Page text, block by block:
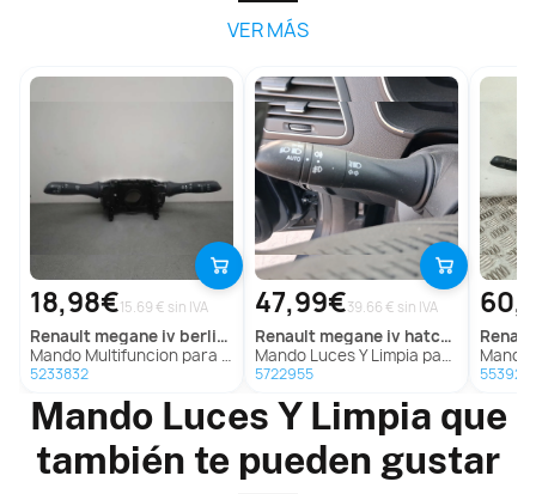
VER MÁS
18,98€15.69 € sin IVA
renault megane iv berlina 5p
Mando Multifuncion para Renault Megane Iv Berlina 5P
5233832
47,99€39.66 € sin IVA
renault megane iv hatchback (b9a/m/n_)
Mando Luces Y Limpia para Renault Megane Iv Hatchback (B9A/M/N_)
5722955
Mando
Mando Luces Y Limpia que
también te pueden gustar